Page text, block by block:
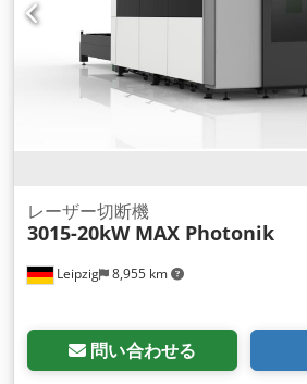
Leipzig 8,955 km
レーザー切断機
3015-20kW MAX Photonik
問い合わせる